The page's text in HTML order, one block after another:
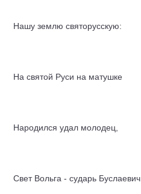
Нашу землю святорусскую:
На святой Руси на матушке
Народился удал молодец,
Свет Вольга - сударь Буслаевич.